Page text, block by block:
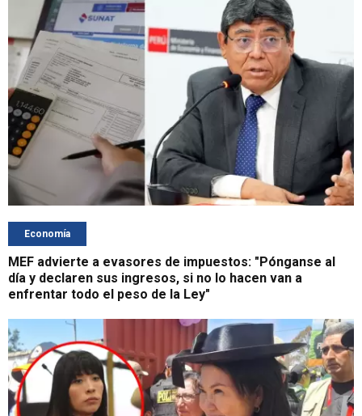
Economía
MEF advierte a evasores de impuestos: "Pónganse al
día y declaren sus ingresos, si no lo hacen van a
enfrentar todo el peso de la Ley"